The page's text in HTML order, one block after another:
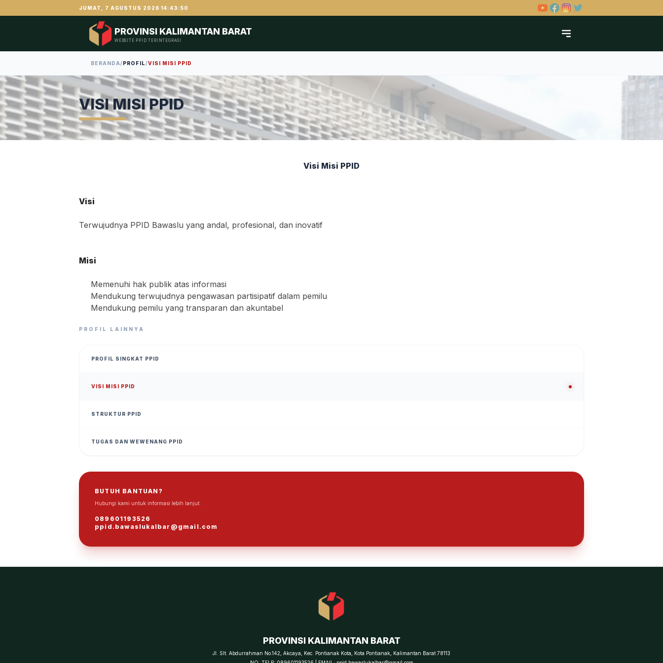
JUMAT, 7 AGUSTUS 2026 14:43:50
PROVINSI KALIMANTAN BARAT
WEBSITE PPID TERINTEGRASI
BERANDA/PROFIL/VISI MISI PPID
VISI MISI PPID
Visi Misi PPID
Visi
Terwujudnya PPID Bawaslu yang andal, profesional, dan inovatif
Misi
Memenuhi hak publik atas informasi
Mendukung terwujudnya pengawasan partisipatif dalam pemilu
Mendukung pemilu yang transparan dan akuntabel
PROFIL LAINNYA
PROFIL SINGKAT PPID
VISI MISI PPID
STRUKTUR PPID
TUGAS DAN WEWENANG PPID
BUTUH BANTUAN?
Hubungi kami untuk informasi lebih lanjut.
089601193526
ppid.bawaslukalbar@gmail.com
ℹ️
PROVINSI KALIMANTAN BARAT
Jl. Slt. Abdurrahman No.142, Akcaya, Kec. Pontianak Kota, Kota Pontianak, Kalimantan Barat 78113